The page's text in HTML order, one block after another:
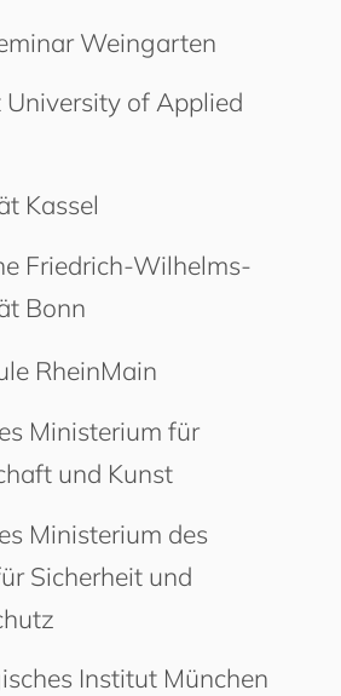
Weingarten
University of Applied
Kassel
Friedrich-Wilhelms-
Bonn
RheinMain
Ministerium für
und Kunst
Ministerium des
Sicherheit und
Institut München